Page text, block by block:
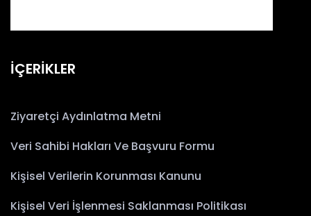
İÇERİKLER
Ziyaretçi Aydınlatma Metni
Veri Sahibi Hakları Ve Başvuru Formu
Kişisel Verilerin Korunması Kanunu
Kişisel Veri İşlenmesi Saklanması Politikası